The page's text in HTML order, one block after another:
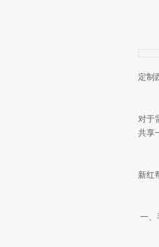
定制
对于
共享
新红
一、